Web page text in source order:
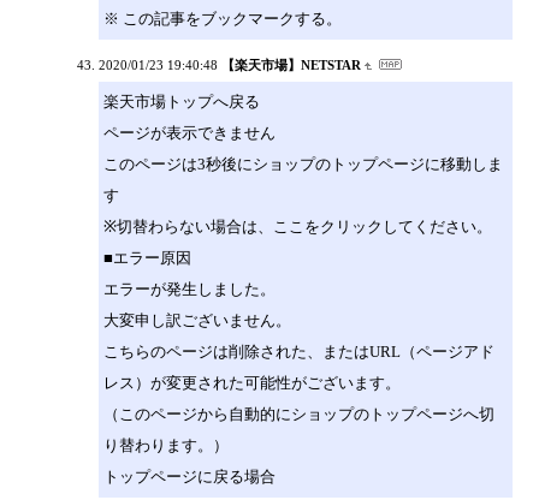
※ この記事をブックマークする。
2020/01/23 19:40:48 【楽天市場】NETSTAR
楽天市場トップへ戻る
ページが表示できません
このページは3秒後にショップのトップページに移動しま
す
※切替わらない場合は、ここをクリックしてください。
■エラー原因
エラーが発生しました。
大変申し訳ございません。
こちらのページは削除された、またはURL（ページアド
レス）が変更された可能性がございます。
（このページから自動的にショップのトップページへ切
り替わります。）
トップページに戻る場合